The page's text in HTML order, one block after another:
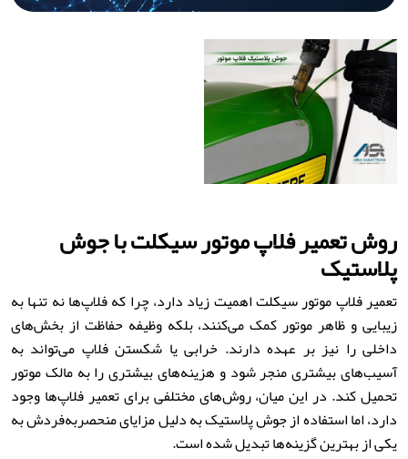
روش تعمیر فلاپ موتور سیکلت با جوش
پلاستیک
تعمیر فلاپ موتور سیکلت اهمیت زیاد دارد، چرا که فلاپ‌ها نه تنها به
زیبایی و ظاهر موتور کمک می‌کنند، بلکه وظیفه حفاظت از بخش‌های
داخلی را نیز بر عهده دارند. خرابی یا شکستن فلاپ می‌تواند به
آسیب‌های بیشتری منجر شود و هزینه‌های بیشتری را به مالک موتور
تحمیل کند. در این میان، روش‌های مختلفی برای تعمیر فلاپ‌ها وجود
دارد، اما استفاده از جوش پلاستیک به دلیل مزایای منحصربه‌فردش به
یکی از بهترین گزینه‌ها تبدیل شده است.